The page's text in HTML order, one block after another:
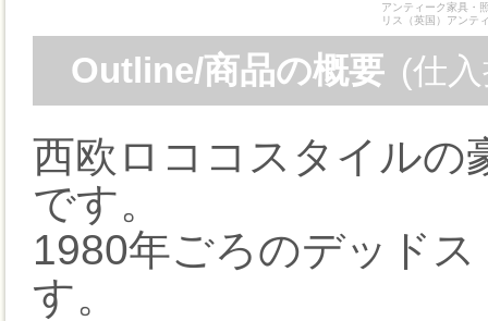
アンティーク家具・
リス（英国）アンテ
Outline/商品の概要 (仕
西欧ロココスタイルの
です。
1980年ごろのデッド
す。